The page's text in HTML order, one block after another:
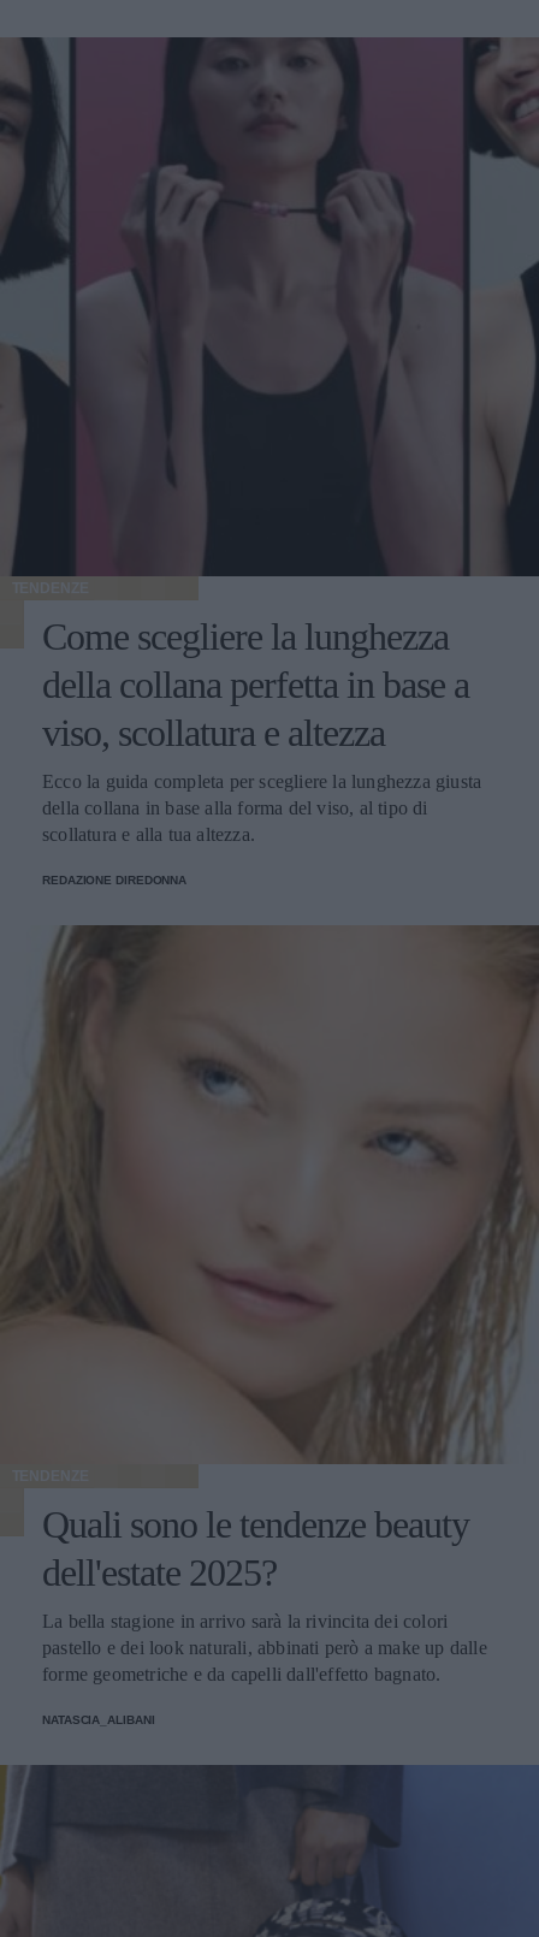
TENDENZE
Come scegliere la lunghezza
della collana perfetta in base a
viso, scollatura e altezza
Ecco la guida completa per scegliere la lunghezza giusta
della collana in base alla forma del viso, al tipo di
scollatura e alla tua altezza.
REDAZIONE DIREDONNA
TENDENZE
Quali sono le tendenze beauty
dell'estate 2025?
La bella stagione in arrivo sarà la rivincita dei colori
pastello e dei look naturali, abbinati però a make up dalle
forme geometriche e da capelli dall'effetto bagnato.
NATASCIA_ALIBANI